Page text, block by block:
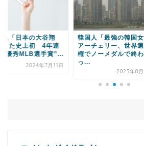
Powered by livedoor 相互RSS
人「日本の大谷翔
また史上初 4年連
優秀MLB選手賞”...
2024年7月11日
韓国人「最強の韓国
アーチェリー、世界
権でノーメダルで終わ
っ...
2023年8